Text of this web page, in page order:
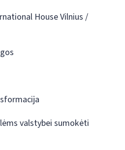
House Vilnius /
valstybei sumokėti